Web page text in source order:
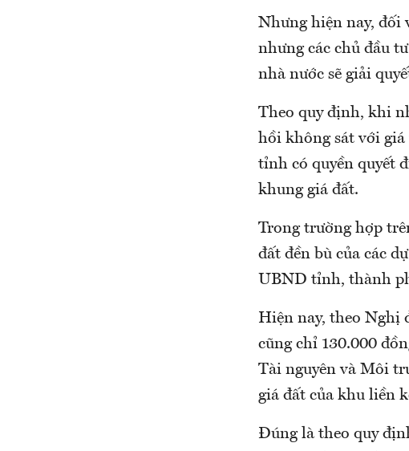
Nhưng hiện nay, đối
nhưng các chủ đầu
nhà nước sẽ giải
Theo quy định, khi
hồi không sát với
tỉnh có quyền quyết
khung giá đất.
Trong trường hợp
đất đền bù của các
UBND tỉnh, thành
Hiện nay, theo Nghị
cũng chỉ 130.000
Tài nguyên và Môi
giá đất của khu liền
Đúng là theo quy